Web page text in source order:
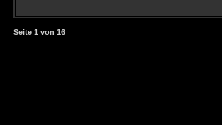
Seite 1 von 16